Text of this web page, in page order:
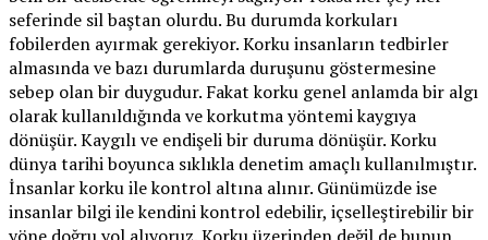
seferinde sil baştan olurdu. Bu durumda korkuları
fobilerden ayırmak gerekiyor. Korku insanların tedbirler
almasında ve bazı durumlarda duruşunu göstermesine
sebep olan bir duygudur. Fakat korku genel anlamda bir algı
olarak kullanıldığında ve korkutma yöntemi kaygıya
dönüşür. Kaygılı ve endişeli bir duruma dönüşür. Korku
dünya tarihi boyunca sıklıkla denetim amaçlı kullanılmıştır.
İnsanlar korku ile kontrol altına alınır. Günümüzde ise
insanlar bilgi ile kendini kontrol edebilir, içselleştirebilir bir